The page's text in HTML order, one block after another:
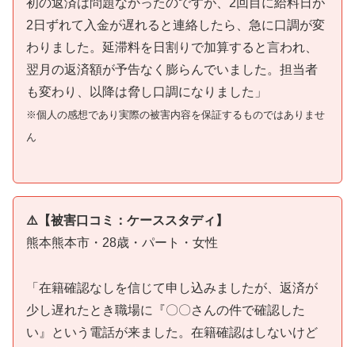
2日ずれて入金が遅れると連絡したら、急に口調が変
わりました。延滞料を日割りで加算すると言われ、
翌月の返済額が予告なく膨らんでいました。担当者
も変わり、以降は脅し口調になりました」
※個人の感想であり実際の被害内容を保証するものではありませ
ん
⚠️【被害口コミ：ケーススタディ】
熊本熊本市・28歳・パート・女性
「在籍確認なしを信じて申し込みましたが、返済が
少し遅れたとき職場に『〇〇さんの件で確認した
い』という電話が来ました。在籍確認はしないけど